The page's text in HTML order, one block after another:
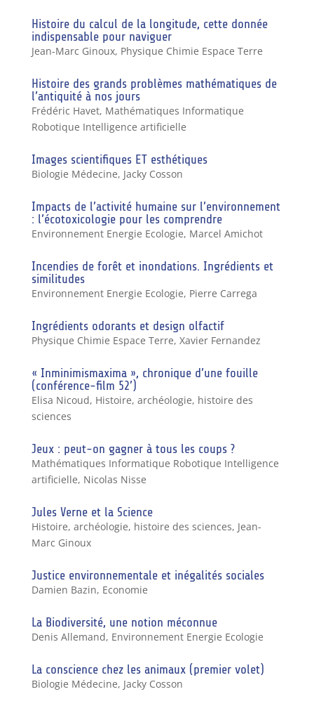
Histoire du calcul de la longitude, cette donnée
indispensable pour naviguer
Jean-Marc Ginoux, Physique Chimie Espace Terre
Histoire des grands problèmes mathématiques de
l’antiquité à nos jours
Frédéric Havet, Mathématiques Informatique
Robotique Intelligence artificielle
Images scientifiques ET esthétiques
Biologie Médecine, Jacky Cosson
Impacts de l’activité humaine sur l’environnement
: l’écotoxicologie pour les comprendre
Environnement Energie Ecologie, Marcel Amichot
Incendies de forêt et inondations. Ingrédients et
similitudes
Environnement Energie Ecologie, Pierre Carrega
Ingrédients odorants et design olfactif
Physique Chimie Espace Terre, Xavier Fernandez
« Inminimismaxima », chronique d’une fouille
(conférence-film 52’)
Elisa Nicoud, Histoire, archéologie, histoire des
sciences
Jeux : peut-on gagner à tous les coups ?
Mathématiques Informatique Robotique Intelligence
artificielle, Nicolas Nisse
Jules Verne et la Science
Histoire, archéologie, histoire des sciences, Jean-
Marc Ginoux
Justice environnementale et inégalités sociales
Damien Bazin, Economie
La Biodiversité, une notion méconnue
Denis Allemand, Environnement Energie Ecologie
La conscience chez les animaux (premier volet)
Biologie Médecine, Jacky Cosson